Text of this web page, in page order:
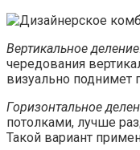
Вертикальное деление
чередования
визуально поднимет
Горизонтальное
потолками, лучше
Такой вариант